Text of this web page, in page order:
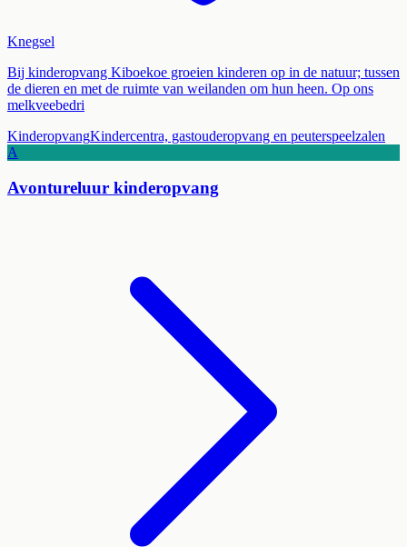
Knegsel
Bij kinderopvang Kiboekoe groeien kinderen op in de natuur; tussen
de dieren en met de ruimte van weilanden om hun heen. Op ons
melkveebedri
KinderopvangKindercentra, gastouderopvang en peuterspeelzalen
A
Avontureluur kinderopvang